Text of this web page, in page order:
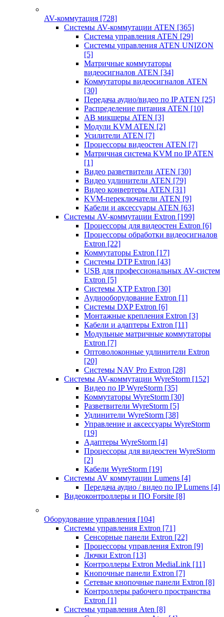
AV-коммутация [728]
Системы AV-коммутации ATEN [365]
Система управления ATEN [29]
Системы управления ATEN UNIZON
[5]
Матричные коммутаторы
видеосигналов ATEN [34]
Коммутаторы видеосигналов ATEN
[30]
Передача аудио/видео по IP ATEN [25]
Распределение питания ATEN [10]
АВ микшеры ATEN [3]
Модули KVM ATEN [2]
Усилители ATEN [7]
Процессоры видеостен ATEN [7]
Матричная система KVM по IP ATEN
[1]
Видео разветвители ATEN [30]
Видео удлинители ATEN [79]
Видео конвертеры ATEN [31]
KVM-переключатели ATEN [9]
Кабели и аксессуары ATEN [63]
Системы AV-коммутации Extron [199]
Процессоры для видеостен Extron [6]
Процессоры обработки видеосигналов
Extron [22]
Коммутаторы Extron [17]
Системы DTP Extron [43]
USB для профессиональных AV-систем
Extron [5]
Системы XTP Extron [30]
Аудиооборудование Extron [1]
Системы DXP Extron [6]
Монтажные крепления Extron [3]
Кабели и адаптеры Extron [11]
Модульные матричные коммутаторы
Extron [7]
Оптоволоконные удлинители Extron
[20]
Системы NAV Pro Extron [28]
Системы AV-коммутации WyreStorm [152]
Видео по IP WyreStorm [35]
Коммутаторы WyreStorm [30]
Разветвители WyreStorm [5]
Удлинители WyreStorm [38]
Управление и аксессуары WyreStorm
[19]
Адаптеры WyreStorm [4]
Процессоры для видеостен WyreStorm
[2]
Кабели WyreStorm [19]
Системы AV коммутации Lumens [4]
Передача аудио / видео по IP Lumens [4]
Видеоконтроллеры и ПО Forsite [8]
Оборудование управления [104]
Системы управления Extron [71]
Сенсорные панели Extron [22]
Процессоры управления Extron [9]
Лючки Extron [13]
Контроллеры Extron MediaLink [11]
Кнопочные панели Extron [7]
Сетевые кнопочные панели Extron [8]
Контроллеры рабочего пространства
Extron [1]
Системы управления Aten [8]